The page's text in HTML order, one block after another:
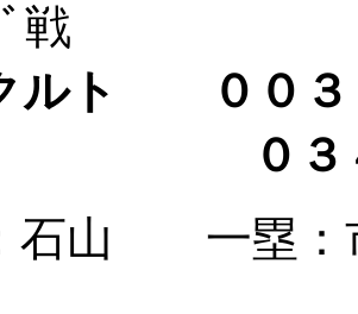
戦
クルト ０
０３４
石山 一塁